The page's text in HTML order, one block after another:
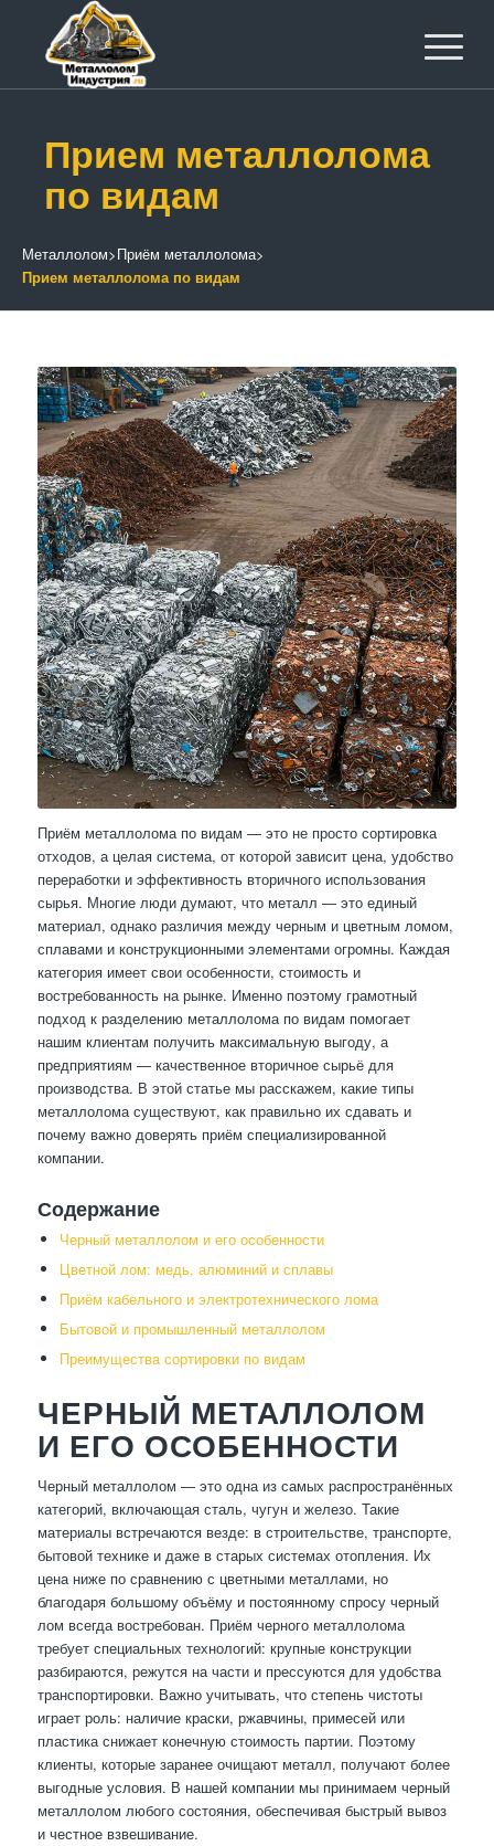
Прием металлолома
по видам
Металлолом>Приём металлолома>
Прием металлолома по видам
Приём металлолома по видам — это не просто сортировка
отходов, а целая система, от которой зависит цена, удобство
переработки и эффективность вторичного использования
сырья. Многие люди думают, что металл — это единый
материал, однако различия между черным и цветным ломом,
сплавами и конструкционными элементами огромны. Каждая
категория имеет свои особенности, стоимость и
востребованность на рынке. Именно поэтому грамотный
подход к разделению металлолома по видам помогает
нашим клиентам получить максимальную выгоду, а
предприятиям — качественное вторичное сырьё для
производства. В этой статье мы расскажем, какие типы
металлолома существуют, как правильно их сдавать и
почему важно доверять приём специализированной
компании.
Содержание
Черный металлолом и его особенности
Цветной лом: медь, алюминий и сплавы
Приём кабельного и электротехнического лома
Бытовой и промышленный металлолом
Преимущества сортировки по видам
ЧЕРНЫЙ МЕТАЛЛОЛОМ
И ЕГО ОСОБЕННОСТИ
Черный металлолом — это одна из самых распространённых
категорий, включающая сталь, чугун и железо. Такие
материалы встречаются везде: в строительстве, транспорте,
бытовой технике и даже в старых системах отопления. Их
цена ниже по сравнению с цветными металлами, но
благодаря большому объёму и постоянному спросу черный
лом всегда востребован. Приём черного металлолома
требует специальных технологий: крупные конструкции
разбираются, режутся на части и прессуются для удобства
транспортировки. Важно учитывать, что степень чистоты
играет роль: наличие краски, ржавчины, примесей или
пластика снижает конечную стоимость партии. Поэтому
клиенты, которые заранее очищают металл, получают более
выгодные условия. В нашей компании мы принимаем черный
металлолом любого состояния, обеспечивая быстрый вывоз
и честное взвешивание.